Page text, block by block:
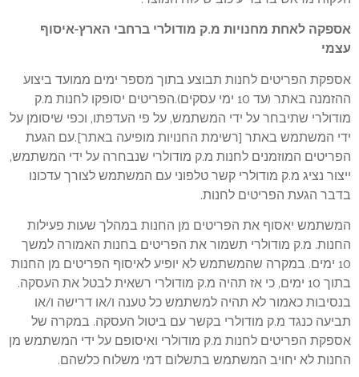
אספקה לאחת מחנויות מ.ק מודולרי ברחבי הארץ-איסוף
עצמי
אספקת הפריטים לחנות תבוצע בתוך מספר ימים ממועד ביצוע
ההזמנה באתר (עד 10 ימי עסקים).הפריטים יסופקו לחנות מ.ק
מודולרי שתיבחר על ידי המשתמש, על פי העדפתו, וכפי שיסומן על
ידי המשתמש באתר [רשימת החנויות מופיעה באתר].עם הגעת
הפריטים המוזמנים לחנות מ.ק מודולרי שנבחרה על ידי המשתמש,
ייצור נציג מ.ק מודולרי קשר טלפוני עם המשתמש לצורך עדכונו
בדבר הגעת הפריטים לחנות.
המשתמש יאסוף את הפריטים מן החנות במהלך שעות פעילות
החנות. מ.ק מודולרי תשמור את הפריטים בחנות האמורה למשך
10 ימים. במקרה שהמשתמש לא יופיע לאיסוף הפריטים מן החנות
בתוך 10 ימים, כי אז תהיה מ.ק מודולרי רשאית לבטל את העסקה.
בנסיבות כאמור לא תהיה למשתמש כל טענה ו/או דרישה ו/או
תביעה כנגד מ.ק מודולרי בקשר עם ביטול העסקה. במקרה של
אספקת הפריטים לחנות מ.ק מודולרי ואיסופם על ידי המשתמש מן
החנות לא יחויב המשתמש בתשלום דמי משלוח כלשהם.